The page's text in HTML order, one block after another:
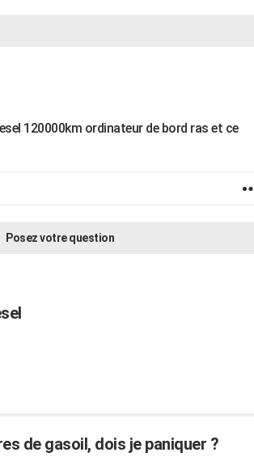
120000km ordinateur de bord ras et ce
Posez votre question
de gasoil, dois je paniquer ?